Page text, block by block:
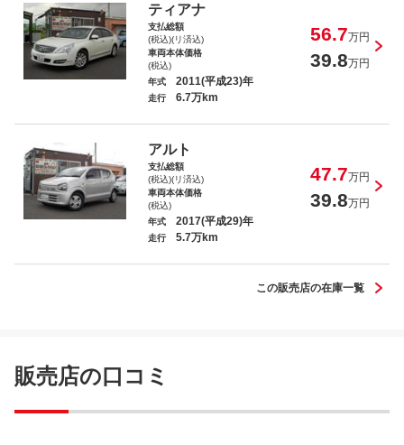
ティアナ ２５０ＸＶ
プレジデント ソブリン
ティアナ
支払総額
(税込)(リ済込)
56.7万円
車両本体価格
(税込)
39.8万円
年式 2011(平成23)年
走行 6.7万km
アルト
支払総額
(税込)(リ済込)
47.7万円
車両本体価格
(税込)
39.8万円
年式 2017(平成29)年
走行 5.7万km
この販売店の在庫一覧
販売店の口コミ